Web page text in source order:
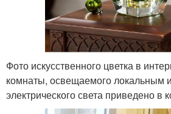
Фото искусственного цветка в
комнаты, освещаемого локальным
электрического света приведено в